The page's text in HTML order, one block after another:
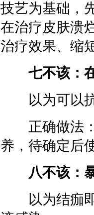
技艺为基础，
在治疗皮肤溃
治疗效果、缩
七不该：
以为可以抗
正确做法：
养，待确定后
八不该：
以为结痂即